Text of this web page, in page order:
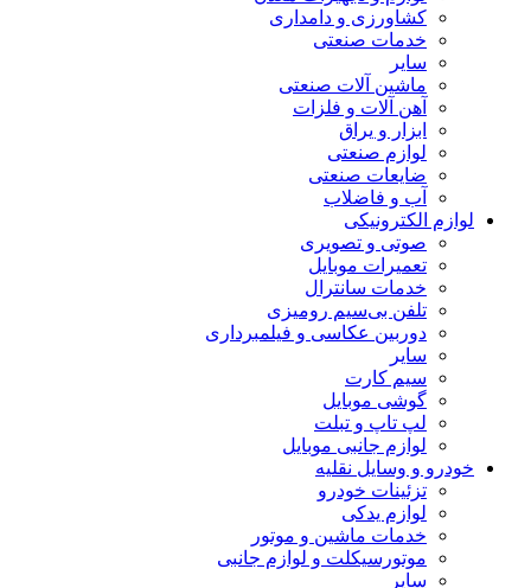
کشاورزی و دامداری
خدمات صنعتی
سایر
ماشین آلات صنعتی
آهن آلات و فلزات
ابزار و یراق
لوازم صنعتی
ضایعات صنعتی
آب و فاضلاب
لوازم الکترونیکی
صوتی و تصویری
تعمیرات موبایل
خدمات سانترال
تلفن بی‌سیم رومیزی
دوربین عکاسی و فیلمبرداری
سایر
سیم کارت
گوشی موبایل
لپ تاپ و تبلت
لوازم جانبی موبایل
خودرو و وسایل نقلیه
تزئینات خودرو
لوازم یدکی
خدمات ماشین و موتور
موتورسیکلت و لوازم جانبی
سایر